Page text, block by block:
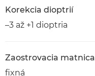
Korekcia dioptrií
–3 až +1 dioptria
Zaostrovacia matnica
fixná